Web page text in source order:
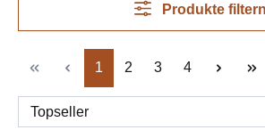
Produkte filtern
Seite
1 Seite
2 Seite
3 Seite
4